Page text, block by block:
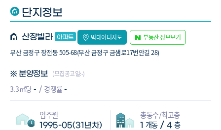
단지정보
산장빌라 빅데이터지도 부동산 정보보기
부산 금정구 장전동 505-68(부산 금정구 금샘로17번안길 28)
※ 분양정보 (모집공고일:-)
3.3㎡당- 경쟁률 -
입주월
1995-05(31년차)
총동수/최고층
1 개동 / 4 층